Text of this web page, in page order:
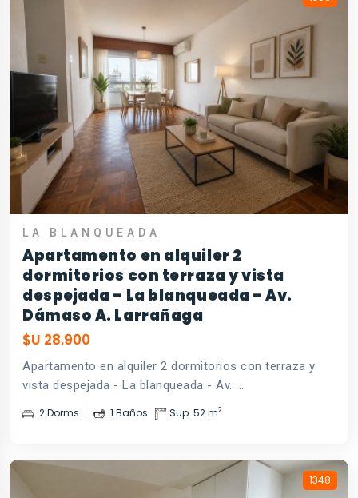
LA BLANQUEADA
Apartamento en alquiler 2
dormitorios con terraza y vista
despejada - La blanqueada - Av.
Dámaso A. Larrañaga
$U 28.900
Apartamento en alquiler 2 dormitorios con terraza y
vista despejada - La blanqueada - Av. ...
2 Dorms. 1 Baños Sup. 52 m2
1348